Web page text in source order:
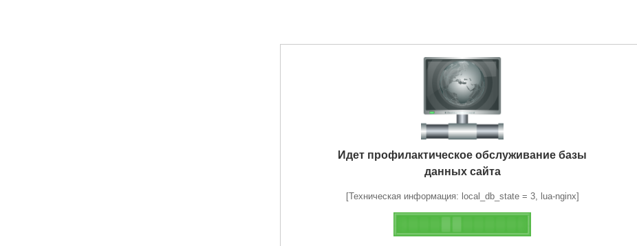
Идет профилактическое обслуживание базы
данных сайта
[Техническая информация: local_db_state = 3, lua-nginx]